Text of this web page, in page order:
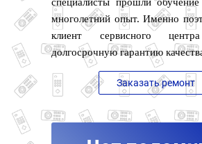
многолетний опыт. Именно
клиент сервисного
долгосрочную гарантию
Заказать ремонт